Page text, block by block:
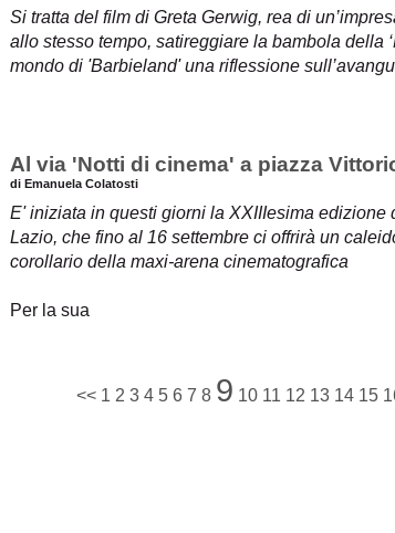
Si tratta del film di Greta Gerwig, rea di
allo stesso tempo, satireggiare la bambola della
mondo di 'Barbieland' una riflessione
Al via 'Notti di cinema' a piazza
di Emanuela Colatosti
E' iniziata in questi giorni la XXIIIesima
Lazio, che fino al 16 settembre ci offrirà un
corollario della maxi-arena cinematografica
Per la sua
<< 1 2 3 4 5 6 7 8 9 10 11 12 13 14 15